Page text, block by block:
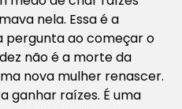
nela. Essa é a
pergunta ao começar o
não é a morte da
nova mulher renascer.
ganhar raízes. É uma